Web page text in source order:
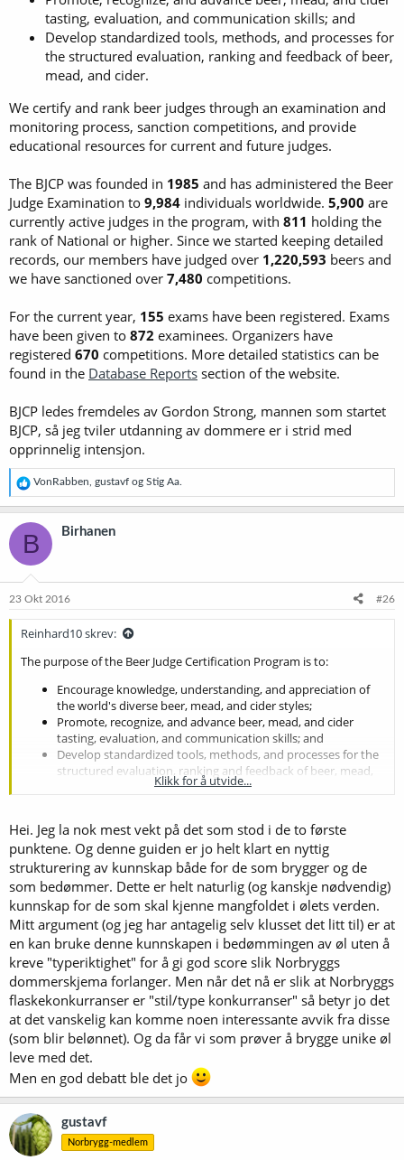
tasting, evaluation, and communication skills; and
Develop standardized tools, methods, and processes for
the structured evaluation, ranking and feedback of beer,
mead, and cider.
We certify and rank beer judges through an examination and
monitoring process, sanction competitions, and provide
educational resources for current and future judges.
The BJCP was founded in 1985 and has administered the Beer
Judge Examination to 9,984 individuals worldwide. 5,900 are
currently active judges in the program, with 811 holding the
rank of National or higher. Since we started keeping detailed
records, our members have judged over 1,220,593 beers and
we have sanctioned over 7,480 competitions.
For the current year, 155 exams have been registered. Exams
have been given to 872 examinees. Organizers have
registered 670 competitions. More detailed statistics can be
found in the Database Reports section of the website.
BJCP ledes fremdeles av Gordon Strong, mannen som startet
BJCP, så jeg tviler utdanning av dommere er i strid med
opprinnelig intensjon.
R
e
a
k
s
j
o
e
VonRabben gustavf og Stig Aa.
B Birhanen
23 Okt 2016 #26
Reinhard10 skrev:
The purpose of the Beer Judge Certification Program is to:
Encourage knowledge, understanding, and appreciation of
the world's diverse beer, mead, and cider styles;
Promote, recognize, and advance beer, mead, and cider
tasting, evaluation, and communication skills; and
Develop standardized tools, methods, and processes for the
structured evaluation, ranking and feedback of beer, mead,
monitoring process, sanction competitions, and provide
educational resources for current and future judges.
The BJCP was founded in
1985
and has administered the Beer Judge
Examination to9,984individuals worldwide.5,900are currently
active judges in the program, with811holding the rank of National
or higher. Since we started keeping detailed records, our members
have judged over1,220,593beers and we have sanctioned over
7,480competitions.
For the current year,
155exams have been registered. Exams have
been given to872examinees. Organizers have registered670
competitions. More detailed statistics can be found in theDatabase
Reportssection of the website.
BJCP ledes fremdeles av Gordon Strong, mannen som startet BJCP,
så jeg tviler utdanning av dommere er i strid med opprinnelig
intensjon.
Klikk for å utvide...
Hei. Jeg la nok mest vekt på det som stod i de to første
punktene. Og denne guiden er jo helt klart en nyttig
strukturering av kunnskap både for de som brygger og de
som bedømmer. Dette er helt naturlig (og kanskje nødvendig)
kunnskap for de som skal kjenne mangfoldet i ølets verden.
Mitt argument (og jeg har antagelig selv klusset det litt til) er at
en kan bruke denne kunnskapen i bedømmingen av øl uten å
kreve "typeriktighet" for å gi god score slik Norbryggs
dommerskjema forlanger. Men når det nå er slik at Norbryggs
flaskekonkurranser er "stil/type konkurranser" så betyr jo det
at det vanskelig kan komme noen interessante avvik fra disse
(som blir belønnet). Og da får vi som prøver å brygge unike øl
leve med det.
Men en god debatt ble det jo
gustavf
Norbrygg-medlem